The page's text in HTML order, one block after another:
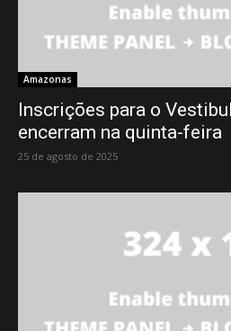
Amazonas
Inscrições para o
encerram na quinta-feira
25 de agosto de 2025